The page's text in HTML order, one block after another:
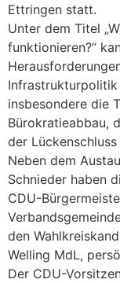
Ettringen statt.
Unter dem Titel
funktionieren?“
insbesondere die
Bürokratieabbau,
der
Neben dem
Schnieder haben
CDU-
den
Welling MdL,
Der CDU-